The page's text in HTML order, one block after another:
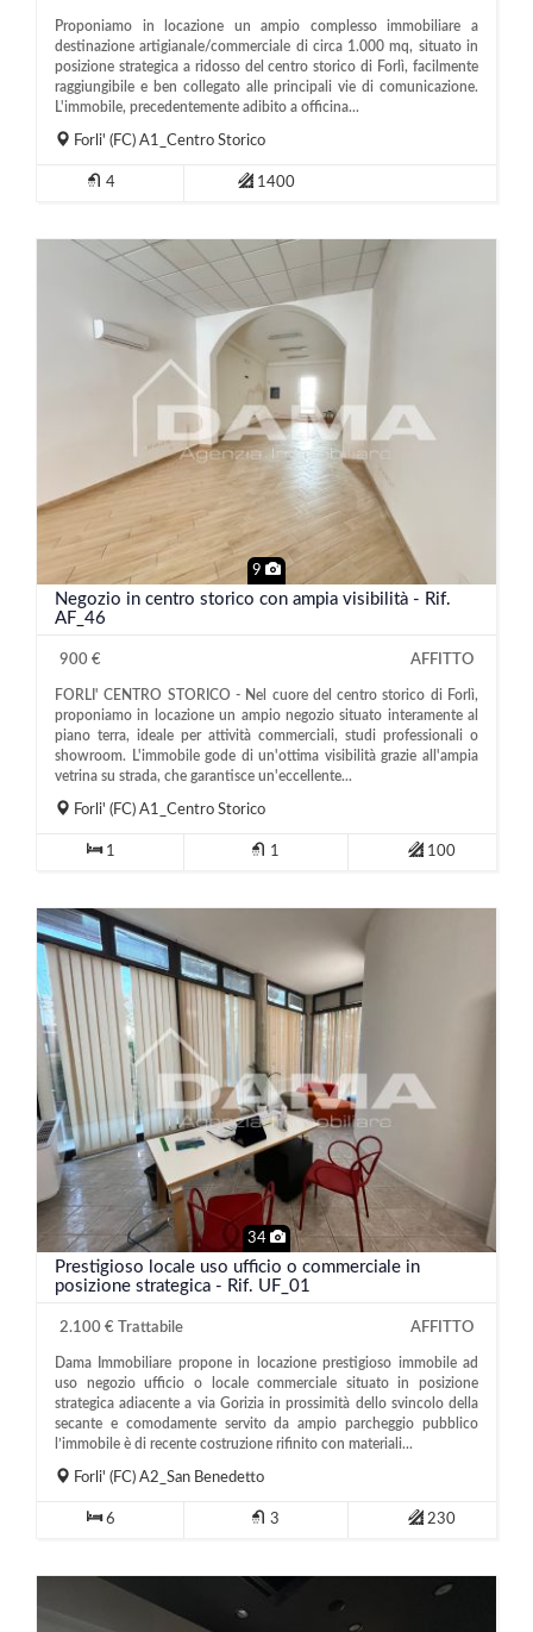
Proponiamo in locazione un ampio complesso immobiliare a
destinazione artigianale/commerciale di circa 1.000 mq, situato in
posizione strategica a ridosso del centro storico di Forlì, facilmente
raggiungibile e ben collegato alle principali vie di comunicazione.
L'immobile, precedentemente adibito a officina...
Forli' (FC) A1_Centro Storico
4 1400
9
Negozio in centro storico con ampia visibilità - Rif.
AF_46
900 € AFFITTO
FORLI' CENTRO STORICO - Nel cuore del centro storico di Forlì,
proponiamo in locazione un ampio negozio situato interamente al
piano terra, ideale per attività commerciali, studi professionali o
showroom. L'immobile gode di un'ottima visibilità grazie all'ampia
vetrina su strada, che garantisce un'eccellente...
Forli' (FC) A1_Centro Storico
1 1 100
34
Prestigioso locale uso ufficio o commerciale in
posizione strategica - Rif. UF_01
2.100 € Trattabile AFFITTO
Dama Immobiliare propone in locazione prestigioso immobile ad
uso negozio ufficio o locale commerciale situato in posizione
strategica adiacente a via Gorizia in prossimità dello svincolo della
secante e comodamente servito da ampio parcheggio pubblico
l’immobile è di recente costruzione rifinito con materiali...
Forli' (FC) A2_San Benedetto
6 3 230